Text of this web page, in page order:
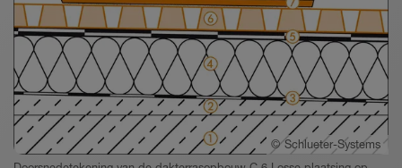
© Schlueter-Systems